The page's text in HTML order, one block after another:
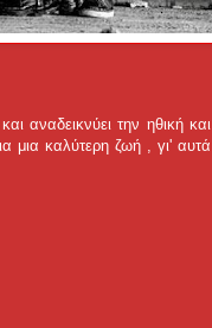
αναδεικνύει την ηθική και
μια καλύτερη ζωή , γι' αυτά